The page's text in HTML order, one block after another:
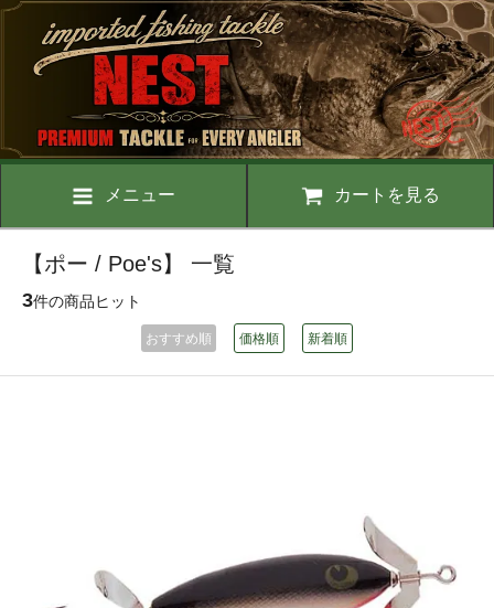
メニュー カートを見る
【ポー / Poe's】 一覧
3件の商品ヒット
おすすめ順 価格順 新着順